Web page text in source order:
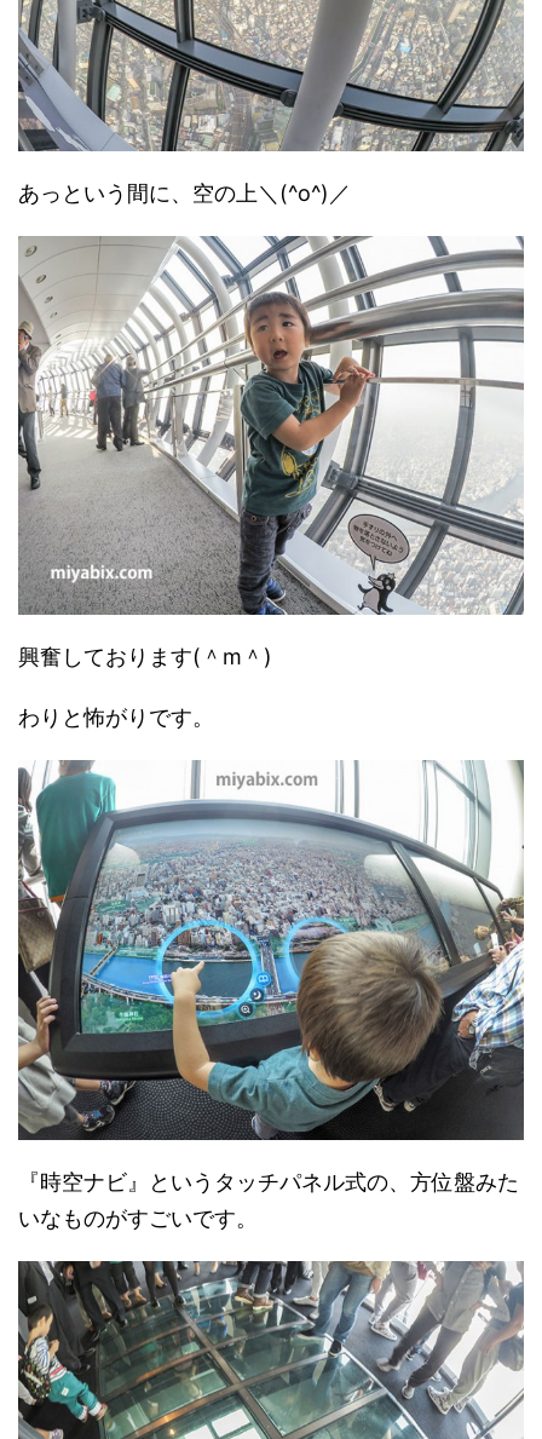
あっという間に、空の上＼(^o^)／
興奮しております(＾m＾)
わりと怖がりです。
『時空ナビ』というタッチパネル式の、方位盤みた
いなものがすごいです。